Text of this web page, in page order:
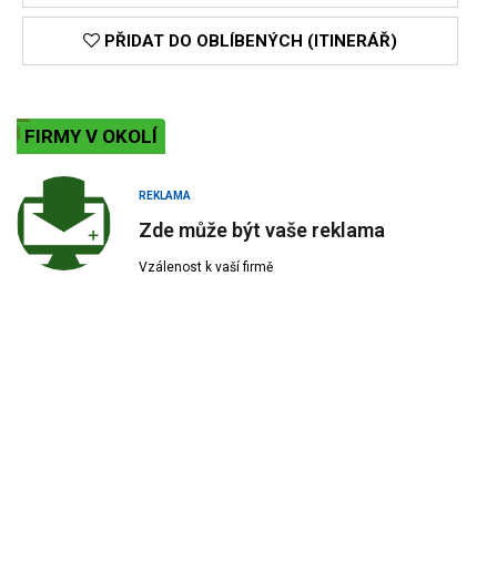
PŘIDAT DO OBLÍBENÝCH (ITINERÁŘ)
FIRMY V OKOLÍ
REKLAMA
Zde může být vaše reklama
Vzálenost k vaší firmě